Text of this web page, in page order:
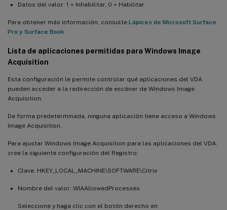
Datos del valor: 1 = Inhabilitar, 0 = Habilitar
Para obtener más información, consulte Lápices de Microsoft Surface
Pro y Surface Book
Lista de aplicaciones permitidas para Windows Image
Acquisition
Esta configuración le permite controlar qué aplicaciones del VDA
pueden acceder a la redirección de escáner de Windows Image
Acquisition.
De forma predeterminada, ninguna aplicación tiene acceso a Windows
Image Acquisition.
Para ajustar Windows Image Acquisition para las aplicaciones del VDA,
cree la siguiente configuración del Registro:
Clave: HKEY_LOCAL_MACHINE\SOFTWARE\Citrix
Nombre del valor: WIAAllowedProcesses
Seleccione y haga clic con el botón derecho en